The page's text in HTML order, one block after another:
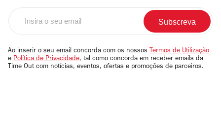
email
Ao inserir o seu email concorda com os nossos Termos de Utilização
e Política de Privacidade, tal como concorda em receber emails da
Time Out com notícias, eventos, ofertas e promoções de parceiros.